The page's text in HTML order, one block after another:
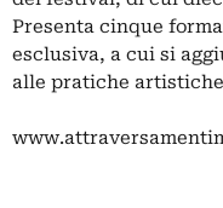
Presenta cinque
esclusiva, a cui si
alle pratiche